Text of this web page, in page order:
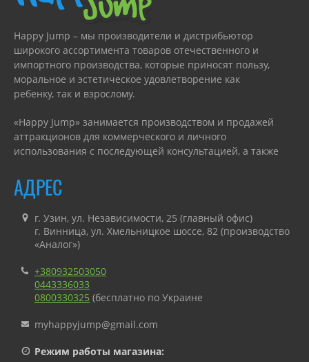
Happy Jump – мы производители и дистрибьютор
широкого ассортимента товаров отечественного и
импортного производства, которые приносят пользу,
моральное и эстетическое удовлетворение как
ребенку, так и взрослому.
«Happy Jump» занимается производством и продажей
аттракционов для коммерческого и личного
использования с последующей консультацией, а также
АДРЕС
г. Узин, ул. Независимости, 25 (главный офис)
г. Винница, ул. Хмельницкое шоссе, 82 (производство
«Аналог»)
+380932503050
0443336033
0800330325 (бесплатно по Украине
myhappyjump@gmail.com
Режим работы магазина: